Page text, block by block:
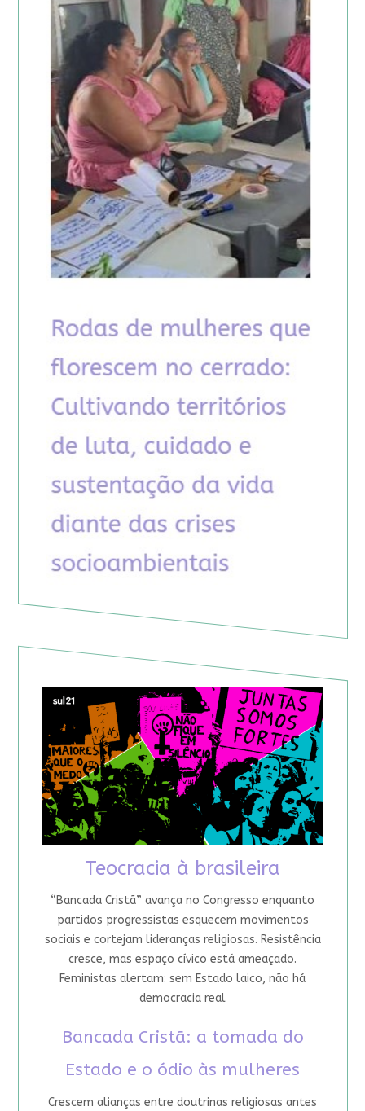
Teocracia à brasileira
“Bancada Cristã” avança no Congresso enquanto
partidos progressistas esquecem movimentos
sociais e cortejam lideranças religiosas. Resistência
cresce, mas espaço cívico está ameaçado.
Feministas alertam: sem Estado laico, não há
democracia real
Bancada Cristã: a tomada do
Estado e o ódio às mulheres
Crescem alianças entre doutrinas religiosas antes